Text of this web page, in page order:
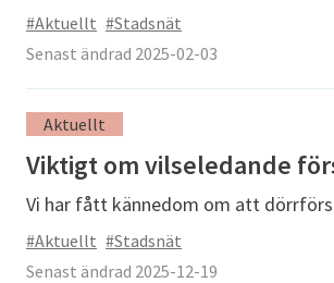
#Aktuellt #Stadsnät
Senast ändrad 2025-02-03
Aktuellt
Viktigt om vilseledande
Vi har fått kännedom om att
#Aktuellt #Stadsnät
Senast ändrad 2025-12-19